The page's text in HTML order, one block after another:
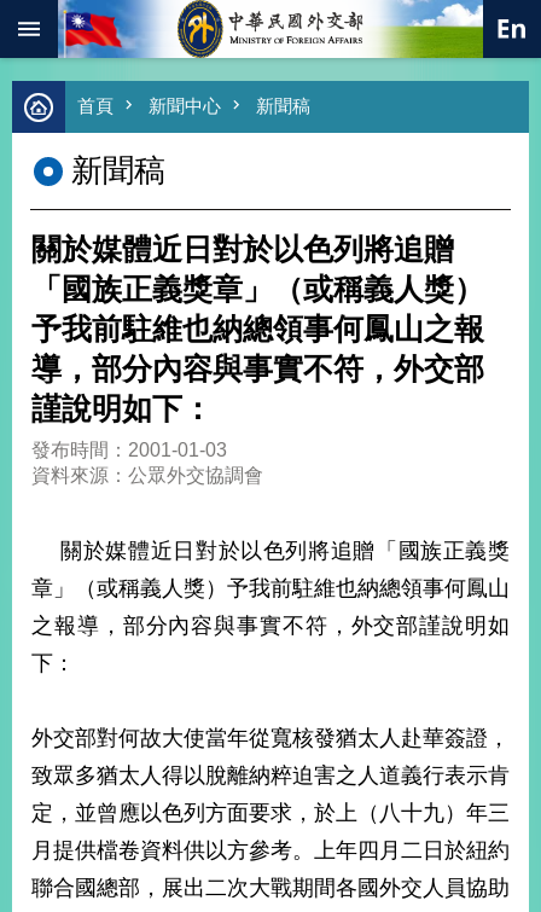
跳到主要內容區塊
進
階
尋
熱
總
合
外
交
價
值
濟
日
不
國
海
平
護
照
回
首頁 新聞中心 新聞稿
新聞稿
關於媒體近日對於以色列將追贈
「國族正義獎章」（或稱義人獎）
予我前駐維也納總領事何鳳山之報
導，部分內容與事實不符，外交部
謹說明如下：
發布時間：2001-01-03
資料來源：公眾外交協調會
關於媒體近日對於以色列將追贈「國族正義獎
章」（或稱義人獎）予我前駐維也納總領事何鳳山
之報導，部分內容與事實不符，外交部謹說明如
下：
外交部對何故大使當年從寬核發猶太人赴華簽證，
致眾多猶太人得以脫離納粹迫害之人道義行表示肯
定，並曾應以色列方面要求，於上（八十九）年三
月提供檔卷資料供以方參考。上年四月二日於紐約
聯合國總部，展出二次大戰期間各國外交人員協助